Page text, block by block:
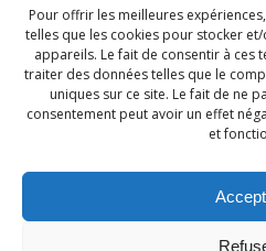
Pour offrir les meilleures
telles que les cookies pour stocker
appareils. Le fait de consentir à ces
traiter des données telles que le
uniques sur ce site. Le fait de ne
consentement peut avoir un effet
et
© 2026 Site de la